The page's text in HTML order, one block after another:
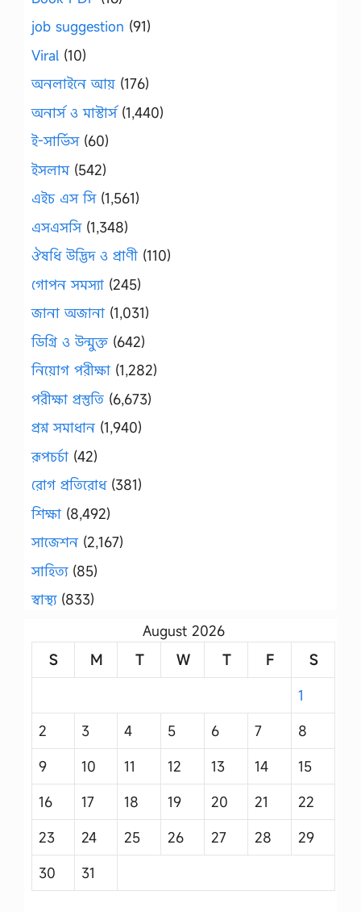
job suggestion (91)
Viral (10)
অনলাইনে আয় (176)
অনার্স ও মাস্টার্স(1,440)
ই-সার্ভিস(60)
ইসলাম(542)
এইচ এস সি(1,561)
এসএসসি(1,348)
ঔষধি উদ্ভিদ ও প্রাণী (110)
গোপন সমস্যা (245)
জানা অজানা (1,031)
ডিগ্রি ও উন্মুক্ত (642)
নিয়োগ পরীক্ষা (1,282)
পরীক্ষা প্রস্তুতি (6,673)
প্রশ্ন সমাধান (1,940)
রূপচর্চা (42)
রোগ প্রতিরোধ(381)
শিক্ষা (8,492)
সাজেশন (2,167)
সাহিত্য(85)
স্বাস্থ্য(833)
August 2026
S
M T W T F
S
1
2
3 4 5 6 7
8
9
10 11 12 13 14
15
16
17 18 19 20 21
22
23
24 25 26 27 28
29
30
31